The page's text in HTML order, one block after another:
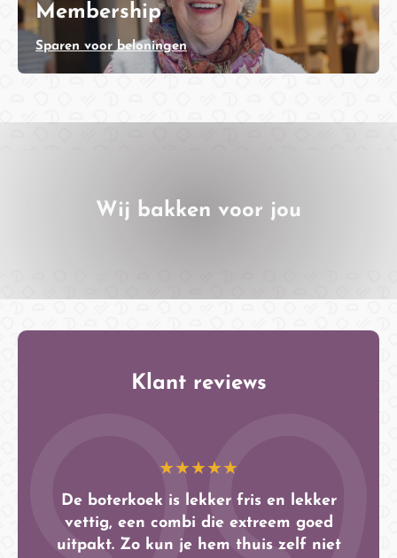
Membership
Sparen voor beloningen
Wij bakken voor jou
Klant reviews
★★★★★
De boterkoek is lekker fris en lekker
vettig, een combi die extreem goed
uitpakt. Zo kun je hem thuis zelf niet